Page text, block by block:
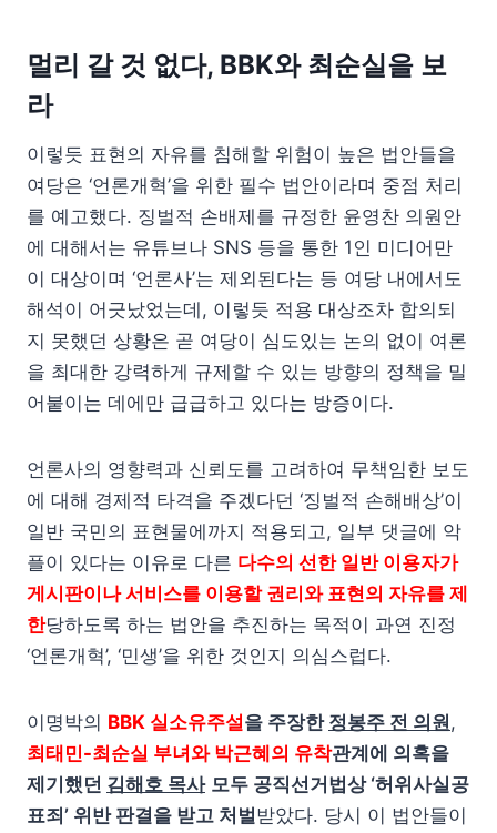
멀리 갈 것 없다, BBK와 최순실을 보
라
이렇듯 표현의 자유를 침해할 위험이 높은 법안들을
여당은 ‘언론개혁’을 위한 필수 법안이라며 중점 처리
를 예고했다. 징벌적 손배제를 규정한 윤영찬 의원안
에 대해서는 유튜브나 SNS 등을 통한 1인 미디어만
이 대상이며 ‘언론사’는 제외된다는 등 여당 내에서도
해석이 어긋났었는데, 이렇듯 적용 대상조차 합의되
지 못했던 상황은 곧 여당이 심도있는 논의 없이 여론
을 최대한 강력하게 규제할 수 있는 방향의 정책을 밀
어붙이는 데에만 급급하고 있다는 방증이다.
언론사의 영향력과 신뢰도를 고려하여 무책임한 보도
에 대해 경제적 타격을 주겠다던 ‘징벌적 손해배상’이
일반 국민의 표현물에까지 적용되고, 일부 댓글에 악
플이 있다는 이유로 다른 다수의 선한 일반 이용자가
게시판이나 서비스를 이용할 권리와 표현의 자유를 제
한당하도록 하는 법안을 추진하는 목적이 과연 진정
‘언론개혁’, ‘민생’을 위한 것인지 의심스럽다.
이명박의 BBK 실소유주설을 주장한 정봉주 전 의원 ,
최태민-최순실 부녀와 박근혜의 유착관계에 의혹을
제기했던 김해호 목사 모두 공직선거법상 ‘허위사실공
표죄’ 위반 판결을 받고 처벌받았다. 당시 이 법안들이